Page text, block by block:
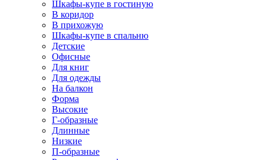
Шкафы-купе в гостиную
В коридор
В прихожую
Шкафы-купе в спальню
Детские
Офисные
Для книг
Для одежды
На балкон
Форма
Высокие
Г-образные
Длинные
Низкие
П-образные